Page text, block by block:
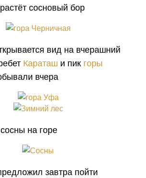
сосновый бор
вид на вчерашний
Караташ и пик горы
вчера
на горе
завтра пойти